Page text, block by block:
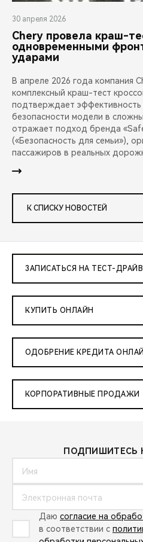
30 апреля 2026
Chery провела краш-
одновременными
ударами
В апреле 2026 года компания
комплексный краш-тест
подтверждает эффективность
безопасности модели в
отражает подход бренда
(«Безопасность для семьи»),
пассажиров в реальных
К СПИСКУ НОВОСТЕЙ
ЗАПИСАТЬСЯ НА ТЕСТ-ДРАЙВ
КУПИТЬ ОНЛАЙН
ОДОБРЕНИЕ КРЕДИТА
КОРПОРАТИВНЫЕ ПРОДАЖИ
ПОДПИШИТЕСЬ
Даю согласие на
в соответствии с